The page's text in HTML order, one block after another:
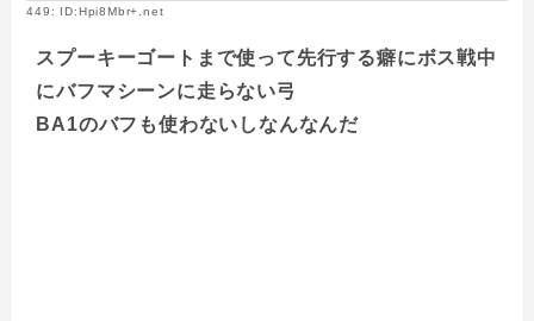
449: ID:Hpi8Mbr+.net
スプーキーゴートまで使って先行する癖にボス戦中
にバフマシーンに走らない弓
BA1のバフも使わないしなんなんだ